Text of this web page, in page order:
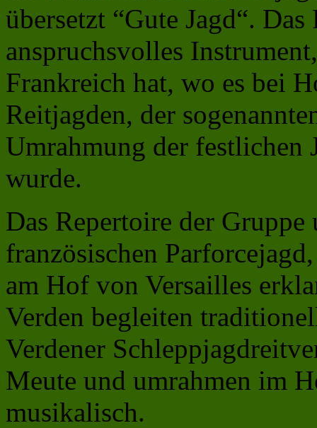
übersetzt “Gute Jagd“.
anspruchsvolles
Frankreich hat, wo es bei
Reitjagden, der
Umrahmung der festlichen
wurde.
Das Repertoire der
französischen
am Hof von Versailles
Verden begleiten
Verdener
Meute und umrahmen im
musikalisch.